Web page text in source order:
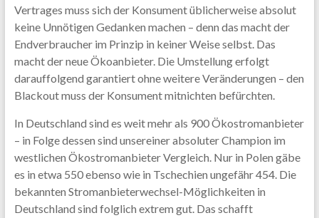
Vertrages muss sich der Konsument üblicherweise absolut
keine Unnötigen Gedanken machen – denn das macht der
Endverbraucher im Prinzip in keiner Weise selbst. Das
macht der neue Ökoanbieter. Die Umstellung erfolgt
darauffolgend garantiert ohne weitere Veränderungen – den
Blackout muss der Konsument mitnichten befürchten.
In Deutschland sind es weit mehr als 900 Ökostromanbieter
– in Folge dessen sind unsereiner absoluter Champion im
westlichen Ökostromanbieter Vergleich. Nur in Polen gäbe
es in etwa 550 ebenso wie in Tschechien ungefähr 454. Die
bekannten Stromanbieterwechsel-Möglichkeiten in
Deutschland sind folglich extrem gut. Das schafft